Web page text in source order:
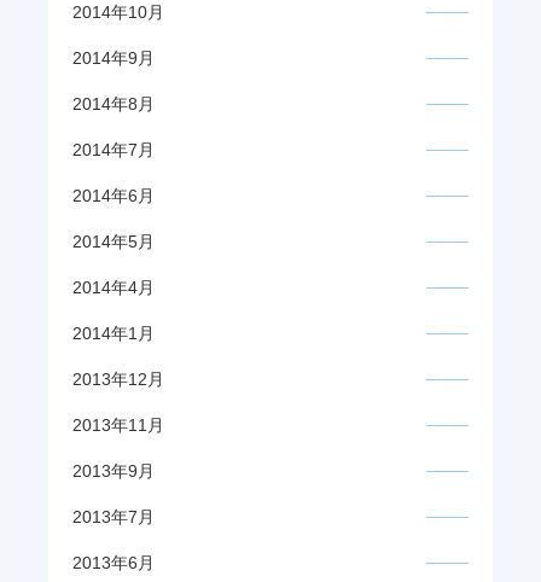
2014年10月
2014年9月
2014年8月
2014年7月
2014年6月
2014年5月
2014年4月
2014年1月
2013年12月
2013年11月
2013年9月
2013年7月
2013年6月